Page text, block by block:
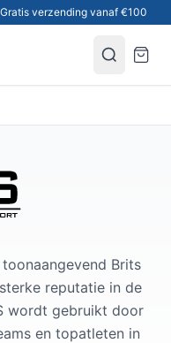
Gratis verzending vanaf €100
Brits
reputatie in de
wordt gebruikt door
en topatleten in